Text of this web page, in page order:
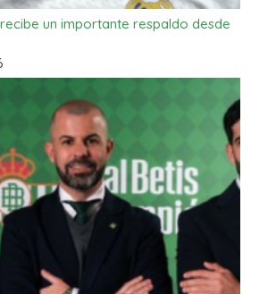
un importante respaldo desde